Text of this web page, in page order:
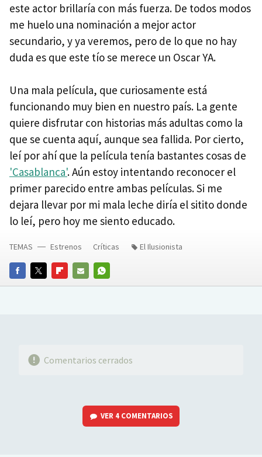
este actor brillaría con más fuerza. De todos modos
me huelo una nominación a mejor actor
secundario, y ya veremos, pero de lo que no hay
duda es que este tío se merece un Oscar YA.
Una mala película, que curiosamente está
funcionando muy bien en nuestro país. La gente
quiere disfrutar con historias más adultas como la
que se cuenta aquí, aunque sea fallida. Por cierto,
leí por ahí que la película tenía bastantes cosas de
'Casablanca'. Aún estoy intentando reconocer el
primer parecido entre ambas películas. Si me
dejara llevar por mi mala leche diría el sitito donde
lo leí, pero hoy me siento educado.
FACEBOOKTWITTERFLIPBOARD
E-
WHATSAPP
TEMAS Estrenos Críticas El Ilusionista
Comentarios cerrados
VER 4 COMENTARIOS